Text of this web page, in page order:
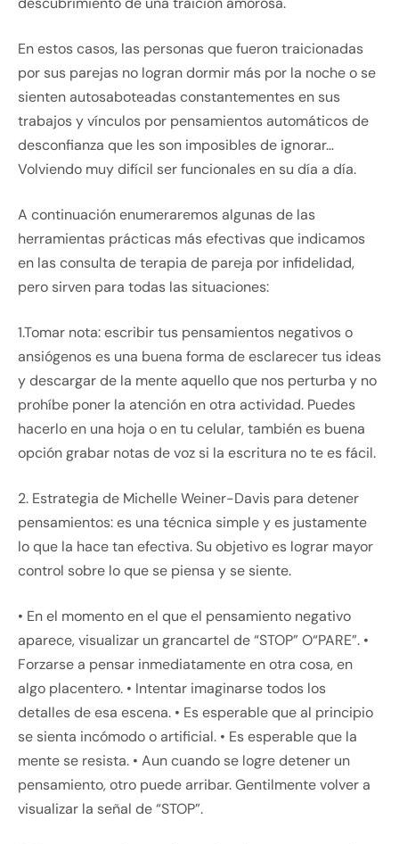
En estos casos, las personas que fueron traicionadas
por sus parejas no logran dormir más por la noche o se
sienten autosaboteadas constantementes en sus
trabajos y vínculos por pensamientos automáticos de
desconfianza que les son imposibles de ignorar…
Volviendo muy difícil ser funcionales en su día a día.
A continuación enumeraremos algunas de las
herramientas prácticas más efectivas que indicamos
en las consulta de terapia de pareja por infidelidad,
pero sirven para todas las situaciones:
1.Tomar nota: escribir tus pensamientos negativos o
ansiógenos es una buena forma de esclarecer tus ideas
y descargar de la mente aquello que nos perturba y no
prohíbe poner la atención en otra actividad. Puedes
hacerlo en una hoja o en tu celular, también es buena
opción grabar notas de voz si la escritura no te es fácil.
2. Estrategia de Michelle Weiner-Davis para detener
pensamientos: es una técnica simple y es justamente
lo que la hace tan efectiva. Su objetivo es lograr mayor
control sobre lo que se piensa y se siente.
• En el momento en el que el pensamiento negativo
aparece, visualizar un grancartel de “STOP” O“PARE”. •
Forzarse a pensar inmediatamente en otra cosa, en
algo placentero. • Intentar imaginarse todos los
detalles de esa escena. • Es esperable que al principio
se sienta incómodo o artificial. • Es esperable que la
mente se resista. • Aun cuando se logre detener un
pensamiento, otro puede arribar. Gentilmente volver a
visualizar la señal de “STOP”.